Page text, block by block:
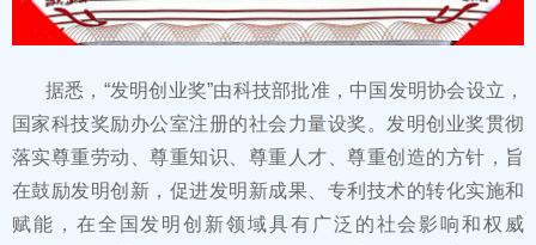
据悉，“发明创业奖”由科技部批准，中国发明协会设立，
国家科技奖励办公室注册的社会力量设奖。发明创业奖贯彻
落实尊重劳动、尊重知识、尊重人才、尊重创造的方针，旨
在鼓励发明创新，促进发明新成果、专利技术的转化实施和
赋能，在全国发明创新领域具有广泛的社会影响和权威